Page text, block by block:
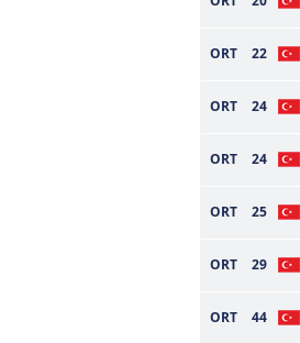
ORT 22
ORT 24
ORT 24
ORT 25
ORT 29
ORT 44